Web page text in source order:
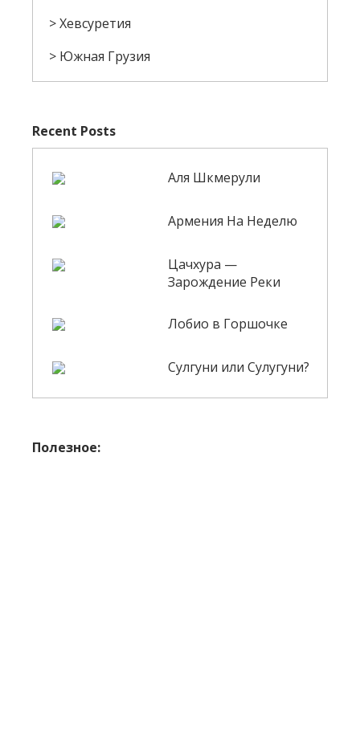
Хевсуретия
Южная Грузия
Recent Posts
Аля Шкмерули
Армения На Неделю
Цачхура —
Зарождение Реки
Лобио в Горшочке
Сулгуни или Сулугуни?
Полезное: